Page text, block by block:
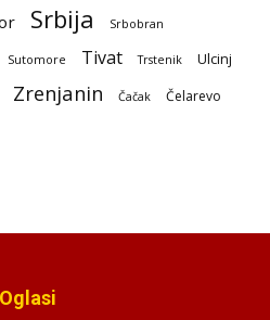
Srbija Srbobran
Sutomore Tivat Trstenik Ulcinj
Zrenjanin Čačak Čelarevo
Oglasi